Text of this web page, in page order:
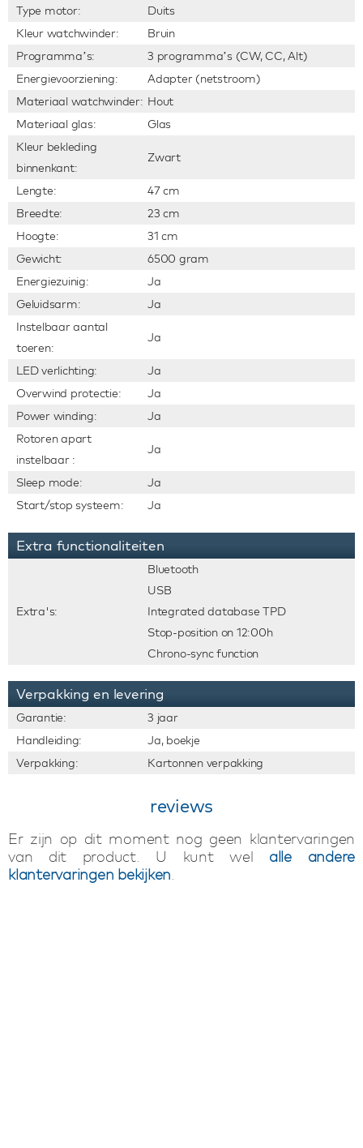
Type motor:
Duits
Kleur watchwinder:
Bruin
Programma’s:
3 programma’s (CW, CC, Alt)
Energievoorziening:
Adapter (netstroom)
Materiaal watchwinder: Hout
Materiaal glas:
Glas
Kleur bekleding
binnenkant:
Zwart
Lengte:
47 cm
Breedte:
23 cm
Hoogte:
31 cm
Gewicht:
6500 gram
Energiezuinig:
Ja
Geluidsarm:
Ja
Instelbaar aantal
toeren:
Ja
LED verlichting:
Ja
Overwind protectie:
Ja
Power winding:
Ja
Rotoren apart
instelbaar :
Ja
Sleep mode:
Ja
Start/stop systeem:
Ja
Extra functionaliteiten
Extra's:
Bluetooth
USB
Integrated database TPD
Stop-position on 12:00h
Chrono-sync function
Verpakking en levering
Garantie:
3 jaar
Handleiding:
Ja, boekje
Verpakking:
Kartonnen verpakking
reviews
Er zijn op dit moment nog geen klantervaringen
van dit product. U kunt wel alle andere
klantervaringen bekijken.